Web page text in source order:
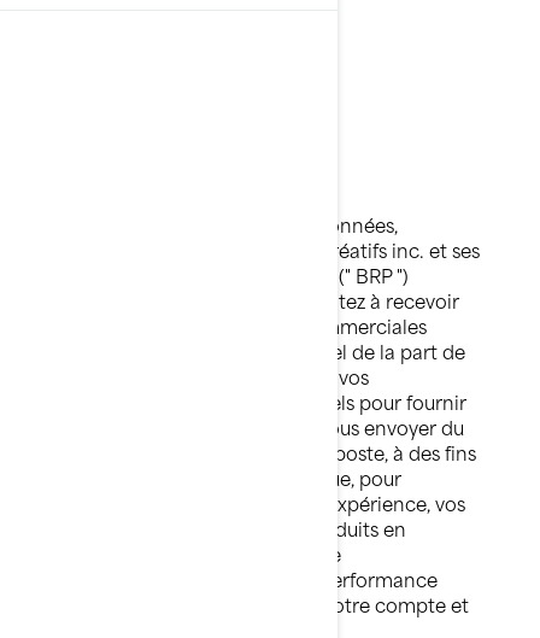
En fournissant vos coordonnées,
Bombardier Produits Récréatifs inc. et ses
sociétés affiliées et filiales (" BRP ")
présume que vous consentez à recevoir
des communications commerciales
personnalisées par courriel de la part de
BRP. BRP gère également vos
renseignements personnels pour fournir
les services demandés, vous envoyer du
courrier marketing par la poste, à des fins
de marketing téléphonique, pour
adapter/améliorer votre expérience, vos
fonctionnalités et vos produits en
fonction de votre profil de
consommateur et de la performance
d’analytique, pour gérer votre compte et